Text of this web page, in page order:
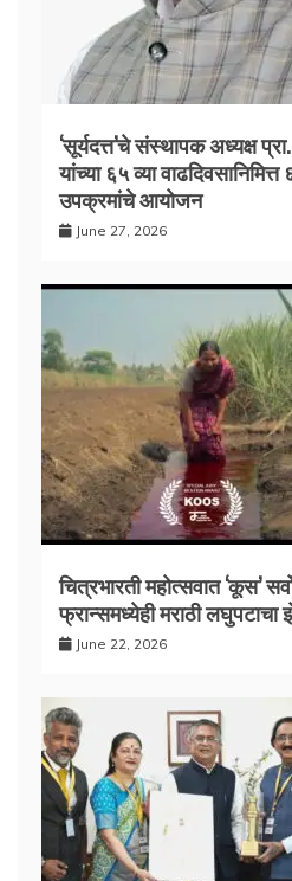
‘सूर्यदत्त’चे संस्थापक अध्यक्ष
यांच्या ६५ व्या
उपक्रमांचे आयोजन
June 27, 2026
चित्रभारती महोत्सवात ‘कूस’
फ्रान्समध्येही मराठी लघुपटाचा
June 22, 2026